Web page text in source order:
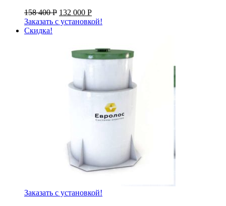
158 400Р 132 000 Р
Заказать с установкой!
Скидка!
Заказать с установкой!